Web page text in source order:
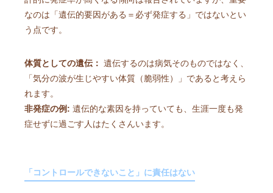
なのは「遺伝的要因がある＝必ず発症する」ではないとい
う点です。
体質としての遺伝： 遺伝するのは病気そのものではなく、
「気分の波が生じやすい体質（脆弱性）」であると考えら
れます。
非発症の例: 遺伝的な素因を持っていても、生涯一度も発
症せずに過ごす人はたくさんいます。
「コントロールできないこと」に責任はない